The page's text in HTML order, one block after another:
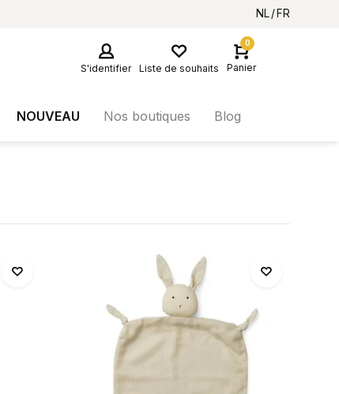
NL FR
S'identifier Liste de souhaits
0
Panier
NOUVEAU Nos boutiques Blog